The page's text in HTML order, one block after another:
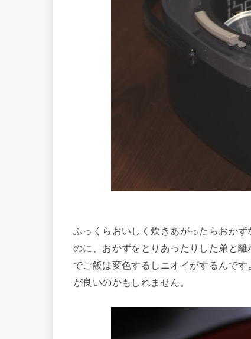
ふっくらおいしく炊きあがったらおか
のに、おかずをとりあったりした弟と
でご飯は変色するしニオイがするんで
が良いのかもしれません。